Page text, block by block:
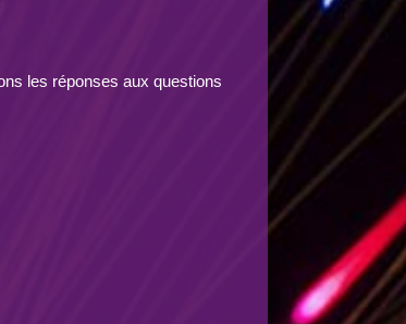
les réponses aux questions